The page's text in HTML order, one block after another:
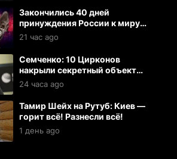
Закончились 40 дней
принуждения России к миру
Украиной | Кот Костян
21 час ago
Семченко: 10 Цирконов
накрыли секретный объект
ВСУ. Искандеры и герани
разнесли 100 целей в Киеве
24 часа ago
Тамир Шейх на Рутуб: Киев —
горит всё! Разнесли всё!
1 день ago